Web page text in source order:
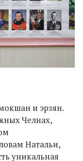
и эрзян.
Челнах,
Натальи,
уникальная